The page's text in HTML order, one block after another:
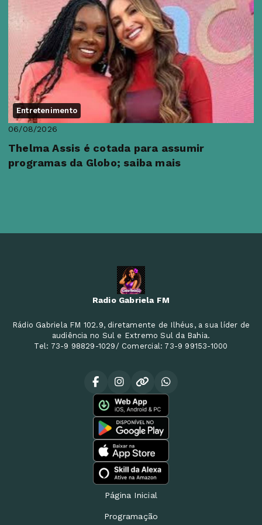
Entretenimento
06/08/2026
Thelma Assis é cotada para assumir
programas da Globo; saiba mais
Radio Gabriela FM
Rádio Gabriela FM 102.9, diretamente de Ilhéus, a sua líder de
audiência no Sul e Extremo Sul da Bahia.
Tel: 73-9 98829-1029/ Comercial: 73-9 99153-1000
Página Inicial
Programação